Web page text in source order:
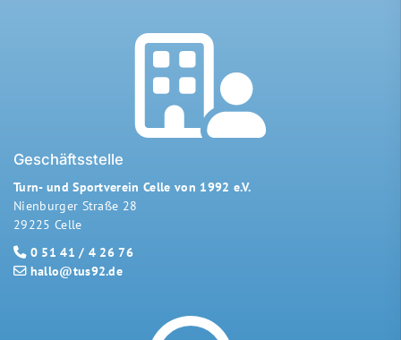
Geschäftsstelle
Turn- und Sportverein Celle von 1992 e.V.
Nienburger Straße 28
29225 Celle
0 51 41 / 4 26 76
hallo@tus92.de